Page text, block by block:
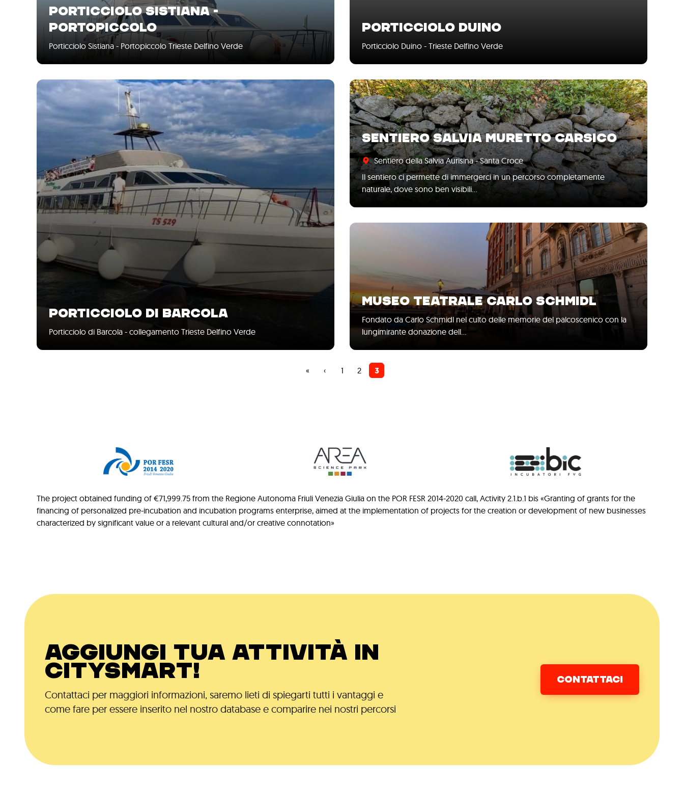
PORTICCIOLO DUINO
Porticciolo Duino - Trieste Delfino Verde
PORTICCIOLO SISTIANA -
PORTOPICCOLO
Porticciolo Sistiana - Portopiccolo Trieste Delfino Verde
PORTICCIOLO DI BARCOLA
Porticciolo di Barcola - collegamento Trieste Delfino Verde
SENTIERO SALVIA MURETTO CARSICO
Sentiero della Salvia Aurisina - Santa Croce
Il sentiero ci permette di immergerci in un percorso completamente
naturale, dove sono ben visibili…
MUSEO TEATRALE CARLO SCHMIDL
Fondato da Carlo Schmidl nel culto delle memorie del palcoscenico con la
lungimirante donazione dell…
Prima
«
Pagina
‹ Pagina
1 Pagina
2
Pagina
3
The project obtained funding of €71,999.75 from the Regione Autonoma Friuli Venezia Giulia on the POR FESR 2014-2020 call, Activity 2.1.b.1 bis «Granting of grants for the
financing of personalized pre-incubation and incubation programs enterprise, aimed at the implementation of projects for the creation or development of new businesses
characterized by significant value or a relevant cultural and/or creative connotation»
AGGIUNGI TUA ATTIVITÀ IN
CITYSMART!
Contattaci per maggiori informazioni, saremo lieti di spiegarti tutti i vantaggi e
come fare per essere inserito nel nostro database e comparire nei nostri percorsi
CONTATTACI